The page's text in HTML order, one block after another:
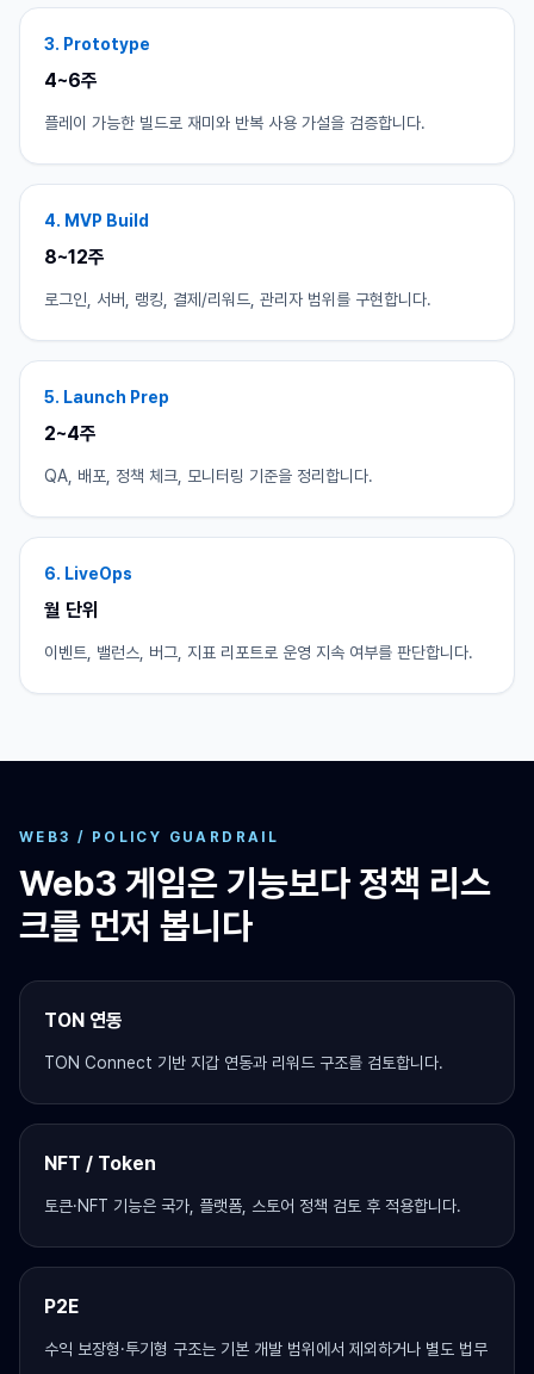
3. Prototype
4~6주
플레이 가능한 빌드로 재미와 반복 사용 가설을 검증합니다.
4. MVP Build
8~12주
로그인, 서버, 랭킹, 결제/리워드, 관리자 범위를 구현합니다.
5. Launch Prep
2~4주
QA, 배포, 정책 체크, 모니터링 기준을 정리합니다.
6. LiveOps
월 단위
이벤트, 밸런스, 버그, 지표 리포트로 운영 지속 여부를 판단합니다.
WEB3 / POLICY GUARDRAIL
Web3 게임은 기능보다 정책 리스
크를 먼저 봅니다
TON 연동
TON Connect 기반 지갑 연동과 리워드 구조를 검토합니다.
NFT / Token
토큰·NFT 기능은 국가, 플랫폼, 스토어 정책 검토 후 적용합니다.
P2E
수익 보장형·투기형 구조는 기본 개발 범위에서 제외하거나 별도 법무